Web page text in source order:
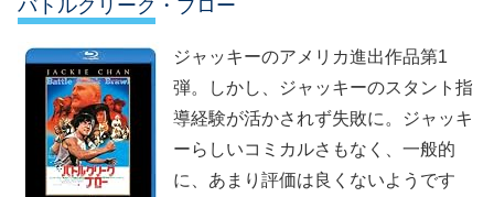
バトルクリーク・ブロー
ジャッキーのアメリカ進出作品第1
弾。しかし、ジャッキーのスタント指
導経験が活かされず失敗に。ジャッキ
ーらしいコミカルさもなく、一般的
に、あまり評価は良くないようです